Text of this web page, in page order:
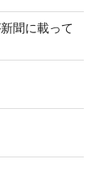
聞に載って